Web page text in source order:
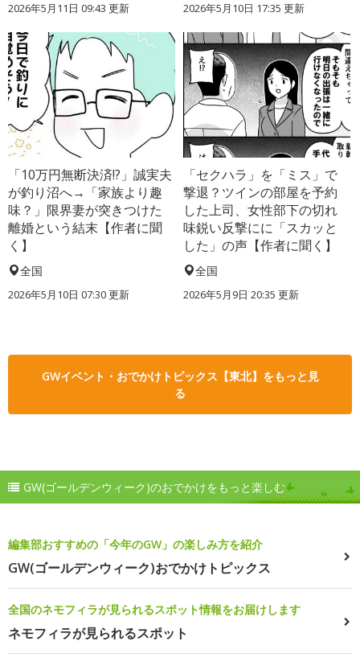
2026年5月11日 09:43 更新 2026年5月10日 17:35 更新
「10万円無断決済!?」誠実夫
が釣り沼へ→「家族より趣
味？」限界妻が突きつけた
離婚という結末【作者に聞
く】
全国
2026年5月10日 07:30 更新
「セクハラ」を「ミス」で
撃退？ツインの部屋を予約
した上司、女性部下の切れ
味鋭い反撃にに「スカッと
した」の声【作者に聞く】
全国
2026年5月9日 20:35 更新
GWイベント・おでかけトピックス【東北】をもっと見
る
GW(ゴールデンウィーク)のおでかけをもっと楽しむ
編集部おすすめの「今年のGW」の楽しみ方を紹介
GW(ゴールデンウィーク)おでかけトピックス
全国のネモフィラが見られるスポット情報をお届けします
ネモフィラが見られるスポット